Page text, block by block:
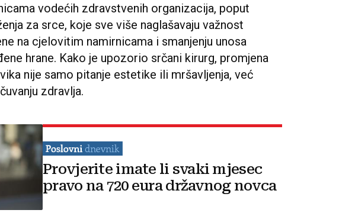
vodećih zdravstvenih organizacija, poput
za srce, koje sve više naglašavaju važnost
na cjelovitim namirnicama i smanjenju unosa
hrane. Kako je upozorio srčani kirurg, promjena
nije samo pitanje estetike ili mršavljenja, već
zdravlja.
Provjerite imate li svaki mjesec
pravo na 720 eura državnog novca